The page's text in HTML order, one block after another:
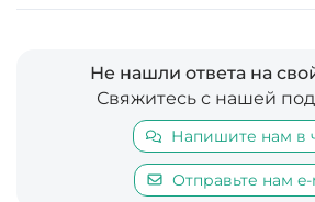
Не нашли ответа на
Свяжитесь с нашей
Напишите нам в
Отправьте нам